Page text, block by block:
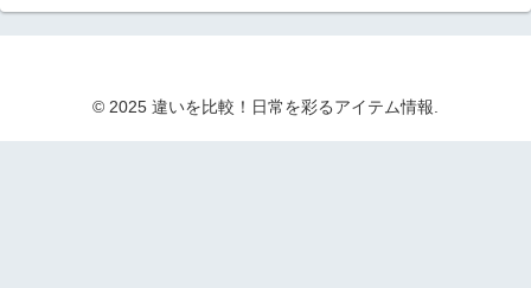
© 2025 違いを比較！日常を彩るアイテム情報.